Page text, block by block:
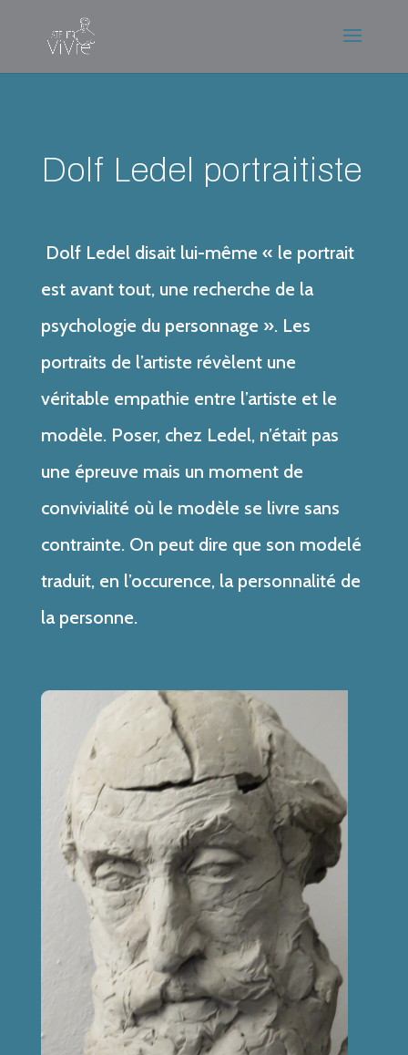
Dolf Ledel portraitiste
Dolf Ledel disait lui-même « le portrait
est avant tout, une recherche de la
psychologie du personnage ». Les
portraits de l’artiste révèlent une
véritable empathie entre l’artiste et le
modèle. Poser, chez Ledel, n’était pas
une épreuve mais un moment de
convivialité où le modèle se livre sans
contrainte. On peut dire que son modelé
traduit, en l’occurence, la personnalité de
la personne.